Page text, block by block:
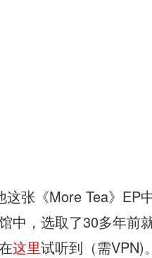
张《More Tea》EP
中，选取了30多年前
这里试听到（需VPN)